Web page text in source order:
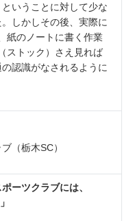
いうことに対して少な
しかしその後、実際に
紙のノートに書く作業
ストック）さえ見れば
認識がなされるように
（栃木SC）
ーツクラブには、